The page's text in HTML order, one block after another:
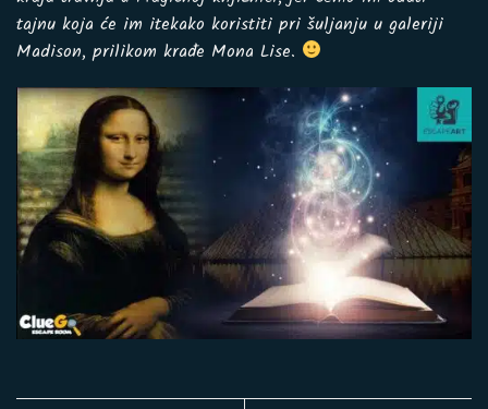
tajnu koja će im itekako koristiti pri šuljanju u galeriji
Madison, prilikom krađe Mona Lise.